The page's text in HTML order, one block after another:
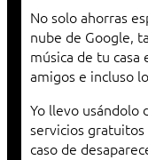
No solo ahorras
nube de Google,
música de tu
amigos e incluso
Yo llevo usándolo
servicios
caso de